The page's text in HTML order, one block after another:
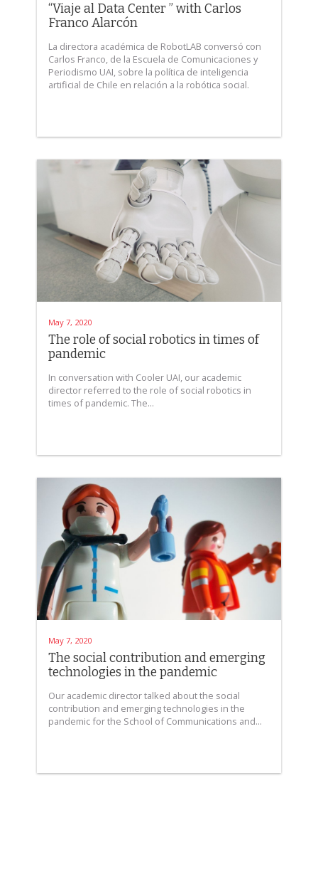
“Viaje al Data Center ” with Carlos
Franco Alarcón
La directora académica de RobotLAB conversó con
Carlos Franco, de la Escuela de Comunicaciones y
Periodismo UAI, sobre la política de inteligencia
artificial de Chile en relación a la robótica social.
May 7, 2020
The role of social robotics in times of
pandemic
In conversation with Cooler UAI, our academic
director referred to the role of social robotics in
times of pandemic. The...
May 7, 2020
The social contribution and emerging
technologies in the pandemic
Our academic director talked about the social
contribution and emerging technologies in the
pandemic for the School of Communications and...